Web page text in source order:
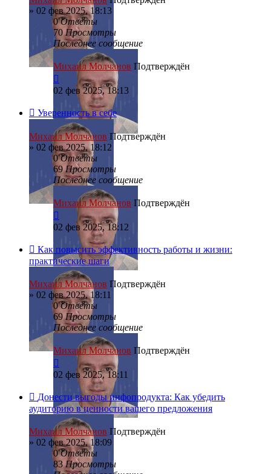
» 02 фев 2025, 18:13
0Ответы
70Просмотры
Последнее сообщение
Михаил Молчанов Подтверждён
02 фев 2025, 18:13
Уверенность в себе
Михаил Молчанов Подтверждён
» 02 фев 2025, 18:12
0Ответы
69Просмотры
Последнее сообщение
Михаил Молчанов Подтверждён
02 фев 2025, 18:12
Как повысить эффективность работы и жизни:
практические шаги
Михаил Молчанов Подтверждён
» 02 фев 2025, 18:11
0Ответы
69Просмотры
Последнее сообщение
Михаил Молчанов Подтверждён
02 фев 2025, 18:11
Донести выгоды инфопродукта: Как убедить
аудиторию в ценности вашего предложения
Михаил Молчанов Подтверждён
» 02 фев 2025, 18:09
0Ответы
83Просмотры